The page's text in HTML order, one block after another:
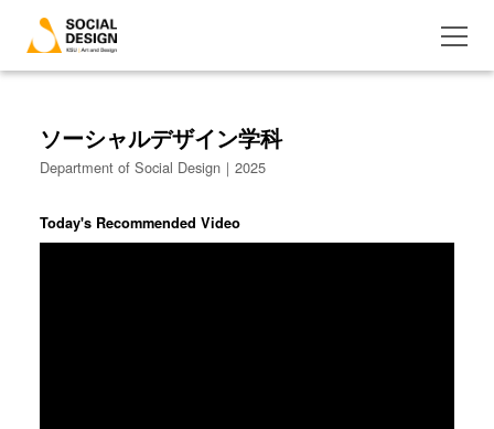
ソーシャルデザイン学科
Department of Social Design｜2025
Today's Recommended Video